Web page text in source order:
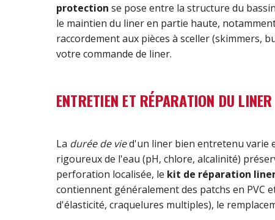
protection se pose entre la structure du
le maintien du liner en partie haute,
raccordement aux pièces à sceller (skimmers,
votre commande de liner.
ENTRETIEN ET RÉPARATION DU LINER
La durée de vied'un liner bien entretenu varie
rigoureux de l'eau (pH, chlore, alcalinité)
perforation localisée, le kit de réparation
contiennent généralement des patchs en PVC
d'élasticité, craquelures multiples), le